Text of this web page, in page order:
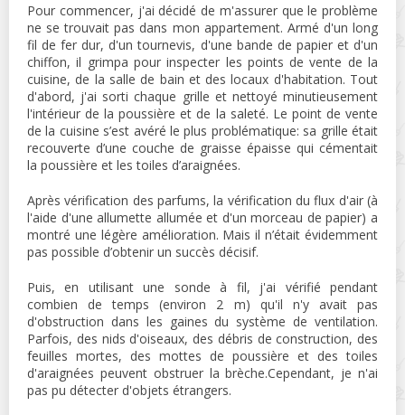
Pour commencer, j'ai décidé de m'assurer que le problème
ne se trouvait pas dans mon appartement. Armé d'un long
fil de fer dur, d'un tournevis, d'une bande de papier et d'un
chiffon, il grimpa pour inspecter les points de vente de la
cuisine, de la salle de bain et des locaux d'habitation. Tout
d'abord, j'ai sorti chaque grille et nettoyé minutieusement
l'intérieur de la poussière et de la saleté. Le point de vente
de la cuisine s’est avéré le plus problématique: sa grille était
recouverte d’une couche de graisse épaisse qui cémentait
la poussière et les toiles d’araignées.
Après vérification des parfums, la vérification du flux d'air (à
l'aide d'une allumette allumée et d'un morceau de papier) a
montré une légère amélioration. Mais il n’était évidemment
pas possible d’obtenir un succès décisif.
Puis, en utilisant une sonde à fil, j'ai vérifié pendant
combien de temps (environ 2 m) qu'il n'y avait pas
d'obstruction dans les gaines du système de ventilation.
Parfois, des nids d'oiseaux, des débris de construction, des
feuilles mortes, des mottes de poussière et des toiles
d'araignées peuvent obstruer la brèche.Cependant, je n'ai
pas pu détecter d'objets étrangers.